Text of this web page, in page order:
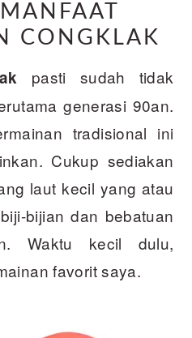
CONGKLAK
pasti sudah tidak
generasi 90an.
tradisional ini
Cukup sediakan
laut kecil yang atau
bijian dan bebatuan
Waktu kecil dulu,
favorit saya.